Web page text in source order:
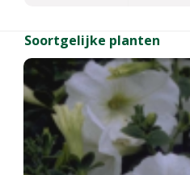
Soortgelijke planten